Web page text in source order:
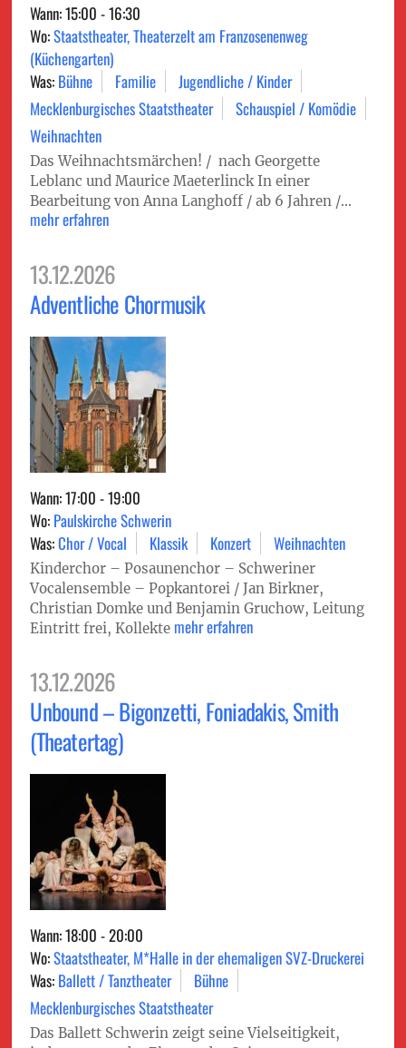
Wann: 15:00 - 16:30
Wo:Staatstheater, Theaterzelt am Franzosenenweg
(Küchengarten)
Was: Bühne Familie
Jugendliche / Kinder
Mecklenburgisches Staatstheater
Schauspiel / Komödie
Weihnachten
Das Weihnachtsmärchen! / nach Georgette
Leblanc und Maurice Maeterlinck In einer
Bearbeitung von Anna Langhoff / ab 6 Jahren /...
mehr erfahren
13.12.2026
Adventliche Chormusik
Wann: 17:00 - 19:00
Wo: Paulskirche Schwerin
Was:Chor / Vocal Klassik Konzert Weihnachten
Kinderchor – Posaunenchor – Schweriner
Vocalensemble – Popkantorei / Jan Birkner,
Christian Domke und Benjamin Gruchow, Leitung
Eintritt frei, Kollekte mehr erfahren
13.12.2026
Unbound – Bigonzetti, Foniadakis, Smith
(Theatertag)
Wann: 18:00 - 20:00
Wo:Staatstheater, M*Halle in der ehemaligen SVZ-Druckerei
Was: Ballett / Tanztheater
Bühne
Mecklenburgisches Staatstheater
Das Ballett Schwerin zeigt seine Vielseitigkeit,